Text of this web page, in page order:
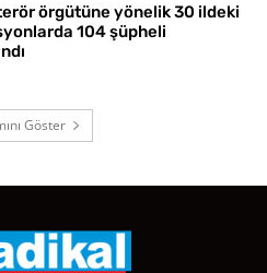
örgütüne yönelik 30 ildeki
104 şüpheli
Göster